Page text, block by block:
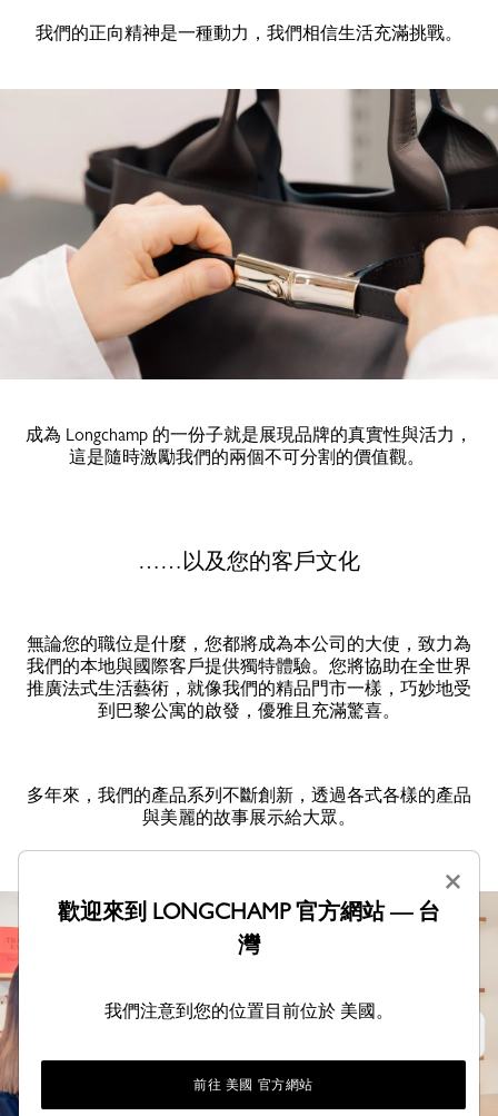
我們的正向精神是一種動力，我們相信生活充滿挑戰。
成為 Longchamp 的一份子就是展現品牌的真實性與活力，
這是隨時激勵我們的兩個不可分割的價值觀。
……以及您的客戶文化
無論您的職位是什麼，您都將成為本公司的大使，致力為
我們的本地與國際客戶提供獨特體驗。您將協助在全世界
推廣法式生活藝術，就像我們的精品門市一樣，巧妙地受
到巴黎公寓的啟發，優雅且充滿驚喜。
多年來，我們的產品系列不斷創新，透過各式各樣的產品
與美麗的故事展示給大眾。
×
歡迎來到 LONGCHAMP 官方網站 — 台
灣
我們注意到您的位置目前位於 美國。
前往 美國 官方網站